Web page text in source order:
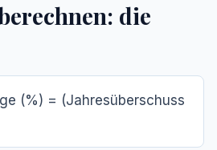
die
(%) = (Jahresüberschuss